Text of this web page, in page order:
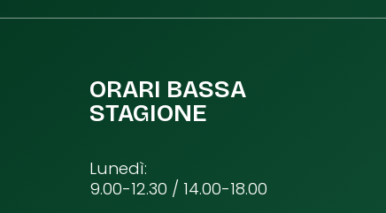
ORARI BASSA
STAGIONE
Lunedì:
9.00-12.30 / 14.00-18.00